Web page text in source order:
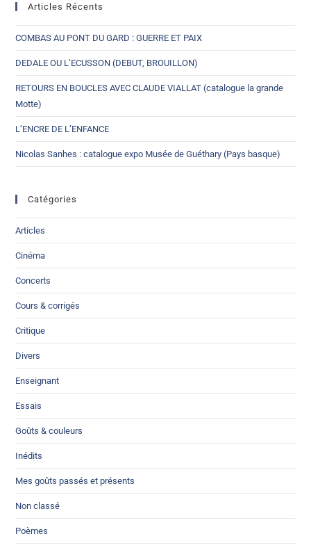
Articles Récents
COMBAS AU PONT DU GARD : GUERRE ET PAIX
DEDALE OU L’ECUSSON (DEBUT, BROUILLON)
RETOURS EN BOUCLES AVEC CLAUDE VIALLAT (catalogue la grande
Motte)
L’ENCRE DE L’ENFANCE
Nicolas Sanhes : catalogue expo Musée de Guéthary (Pays basque)
Catégories
Articles
Cinéma
Concerts
Cours & corrigés
Critique
Divers
Enseignant
Essais
Goûts & couleurs
Inédits
Mes goûts passés et présents
Non classé
Poèmes